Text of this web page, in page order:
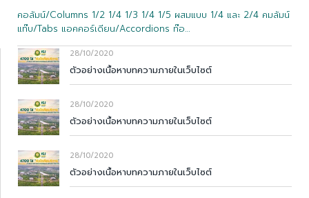
คอลัมน์/Columns 1/2 1/4 1/3 1/4 1/5 ผสมแบบ 1/4 และ 2/4 คมลัมน์
แท๊บ/Tabs แอคคอร์เดียน/Accordions ท๊อ…
28/10/2020
ตัวอย่างเนื้อหาบทความภายในเว็บไซต์
28/10/2020
ตัวอย่างเนื้อหาบทความภายในเว็บไซต์
28/10/2020
ตัวอย่างเนื้อหาบทความภายในเว็บไซต์